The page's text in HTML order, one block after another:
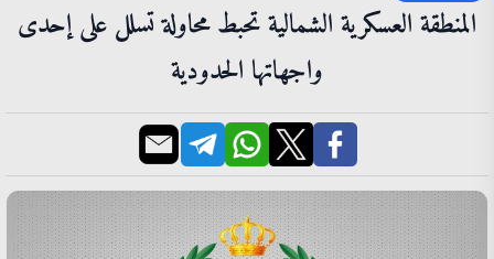
المنطقة العسكرية الشمالية تحبط محاولة تسلل على إحدى
واجهاتها الحدودية